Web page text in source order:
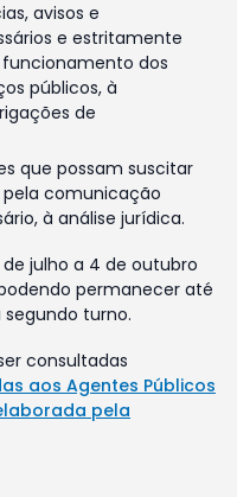
avisos e
e estritamente
dos
públicos, à
de
que possam suscitar
pela comunicação
à análise jurídica.
julho a 4 de outubro
permanecer até
turno.
consultadas
aos Agentes Públicos
pela